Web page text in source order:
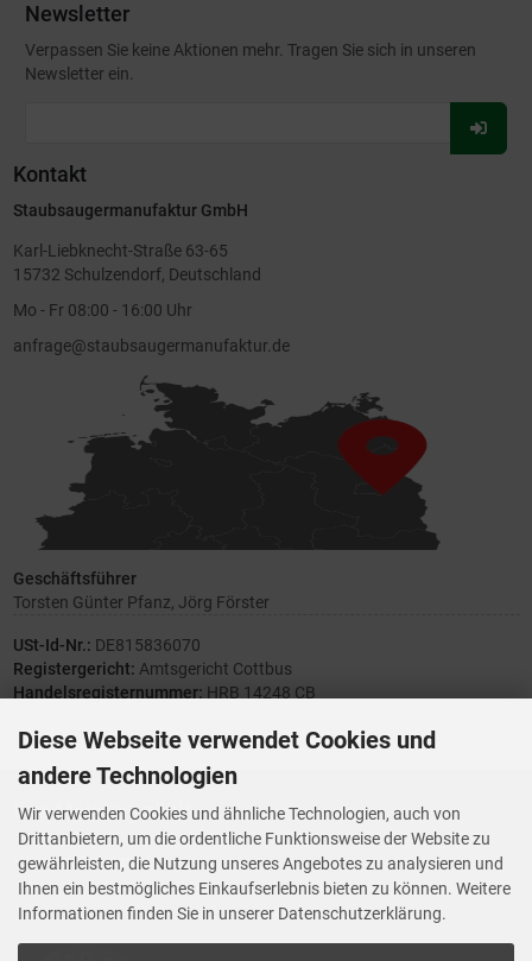
Newsletter
Verpassen Sie keine Aktionen mehr. Tragen Sie sich in unseren
Newsletter ein.
Für
Kontakt
Staubsaugermanufaktur GmbH
Karl-Liebknecht-Straße 63-65
15732 Schulzendorf, Deutschland
Mo - Fr 08:00 - 16:00 Uhr
anfrage@staubsaugermanufaktur.de
Geschäftsführer
Torsten Günter Pfanz, Jörg Förster
USt-Id-Nr.: DE815836070
Registergericht: Amtsgericht Cottbus
Handelsregisternummer: HRB 14248 CB
Ihre Meinung zählt
Vorwerk Ersatzteile
Wenn Ihnen der Service der StaubsaugerManufaktur gefallen hat,
bewerten Sie uns bitte bei Trustedshops.de
Diese Webseite verwendet Cookies und
andere Technologien
Wir verwenden Cookies und ähnliche Technologien, auch von
Drittanbietern, um die ordentliche Funktionsweise der Website zu
gewährleisten, die Nutzung unseres Angebotes zu analysieren und
Ihnen ein bestmögliches Einkaufserlebnis bieten zu können. Weitere
Informationen finden Sie in unserer Datenschutzerklärung.